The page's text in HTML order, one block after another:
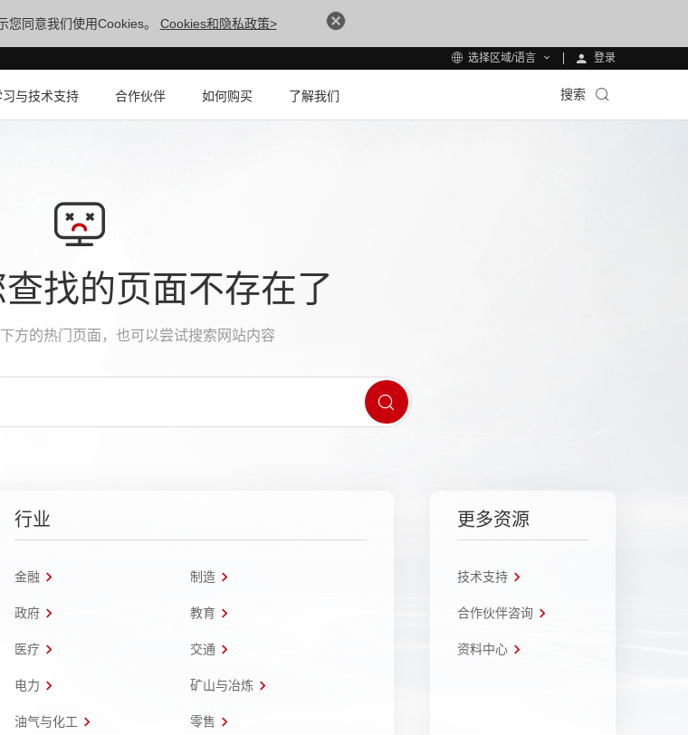
您同意我们使用Cookies。 Cookies和隐私政策>
选择区域/语言 登录
习与技术支持 合作伙伴 如何购买 了解我们 搜索
找的页面不存在了
方的热门页面，也可以尝试搜索网站内容
行业
金融 制造
政府 教育
医疗 交通
电力 矿山与冶炼
油气与化工 零售
更多资源
技术支持
合作伙伴咨询
资料中心